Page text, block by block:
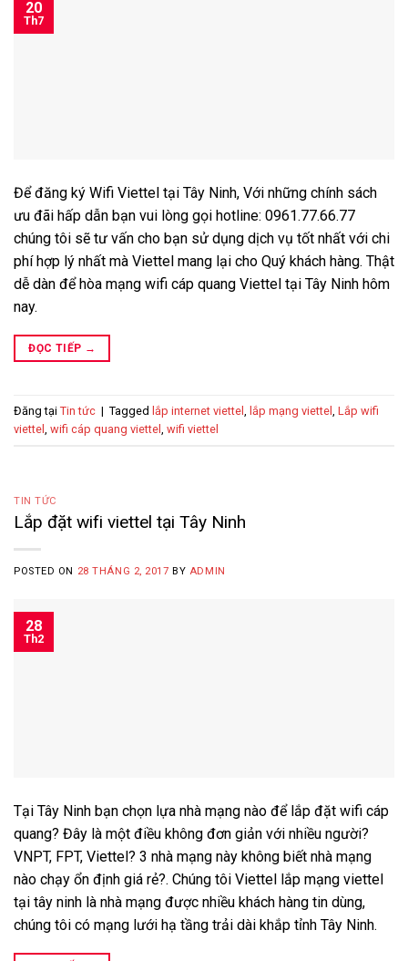
20
Th7
Để đăng ký Wifi Viettel tại Tây Ninh, Với những chính sách
ưu đãi hấp dẫn bạn vui lòng gọi hotline: 0961.77.66.77
chúng tôi sẽ tư vấn cho bạn sử dụng dịch vụ tốt nhất với chi
phí hợp lý nhất mà Viettel mang lại cho Quý khách hàng. Thật
dễ dàn để hòa mạng wifi cáp quang Viettel tại Tây Ninh hôm
nay.
ĐỌC TIẾP →
Đăng tại Tin tức | Tagged lắp internet viettel lắp mạng viettel Lắp wifi
viettel wifi cáp quang viettel wifi viettel
TIN TỨC
Lắp đặt wifi viettel tại Tây Ninh
POSTED ON 28 THÁNG 2, 2017 BY ADMIN
28
Th2
Tại Tây Ninh bạn chọn lựa nhà mạng nào để lắp đặt wifi cáp
quang? Đây là một điều không đơn giản với nhiều người?
VNPT, FPT, Viettel? 3 nhà mạng này không biết nhà mạng
nào chạy ổn định giá rẻ?. Chúng tôi Viettel lắp mạng viettel
tại tây ninh là nhà mạng được nhiều khách hàng tin dùng,
chúng tôi có mạng lưới hạ tầng trải dài khắp tỉnh Tây Ninh.